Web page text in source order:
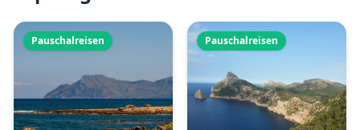
Pauschalreisen Pauschalreisen